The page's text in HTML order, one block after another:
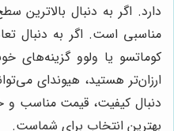
دارد. اگر به دنبال بالاترین
مناسبی است. اگر به دنبال
کوماتسو یا ولوو گزینه‌های
ارزان‌تر هستید، هیوندای
دنبال کیفیت، قیمت مناسب
بهترین انتخاب برای شماست.